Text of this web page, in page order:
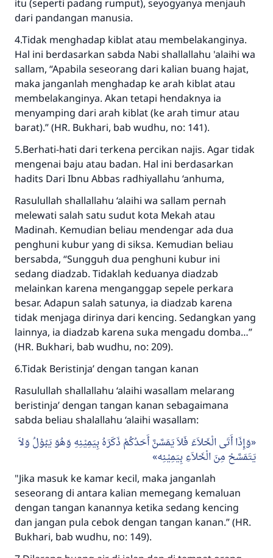
itu (seperti padang rumput), seyogyanya menjauh
dari pandangan manusia.
4.Tidak menghadap kiblat atau membelakanginya.
Hal ini berdasarkan sabda Nabi shallallahu 'alaihi wa
sallam, “Apabila seseorang dari kalian buang hajat,
maka janganlah menghadap ke arah kiblat atau
membelakanginya. Akan tetapi hendaknya ia
menyamping dari arah kiblat (ke arah timur atau
barat).” (HR. Bukhari, bab wudhu, no: 141).
5.Berhati-hati dari terkena percikan najis. Agar tidak
mengenai baju atau badan. Hal ini berdasarkan
hadits Dari Ibnu Abbas radhiyallahu ‘anhuma,
Rasulullah shallallahu ‘alaihi wa sallam pernah
melewati salah satu sudut kota Mekah atau
Madinah. Kemudian beliau mendengar ada dua
penghuni kubur yang di siksa. Kemudian beliau
bersabda, “Sungguh dua penghuni kubur ini
sedang diadzab. Tidaklah keduanya diadzab
melainkan karena menganggap sepele perkara
besar. Adapun salah satunya, ia diadzab karena
tidak menjaga dirinya dari kencing. Sedangkan yang
lainnya, ia diadzab karena suka mengadu domba…”
(HR. Bukhari, bab wudhu, no: 209).
6.Tidak Beristinja’ dengan tangan kanan
Rasulullah shallallahu ‘alaihi wasallam melarang
beristinja’ dengan tangan kanan sebagaimana
sabda beliau shalallahu ‘alaihi wasallam:
وَإِذَا أَتَى الْخَلاَءَ فَلاَ يَمَسَّنَّ أَحَدُكُمْ ذَكَرَهُ بِيَمِيْنِهِ وَهُوَ يَبُوْلُ وَلاَ
يَتَمَسَّحْ مِنَ الْخَلاَءِ بِيَمِيْنِه
"Jika masuk ke kamar kecil, maka janganlah
seseorang di antara kalian memegang kemaluan
dengan tangan kanannya ketika sedang kencing
dan jangan pula cebok dengan tangan kanan.” (HR.
Bukhari, bab wudhu, no: 149).
menyelamatkan pernikahan.
Bantu kami dalam memberikan jawaban untuk umat
Rasulullah ﷺ bersabda
"Siapa yang menunjukkan suatu kebaikan,
meka dia akan mendapatkan pahala yang
sama dengan orang yang melakukannya"
MUSLIM, 1893
Saham